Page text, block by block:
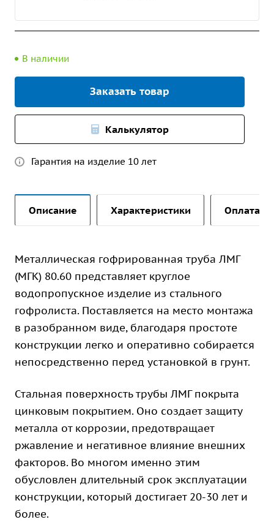
В наличии
Заказать товар
Калькулятор
Гарантия на изделие 10 лет
Описание Характеристики Оплата и
Металлическая гофрированная труба ЛМГ
(МГК) 80.60 представляет круглое
водопропускное изделие из стального
гофролиста. Поставляется на место монтажа
в разобранном виде, благодаря простоте
конструкции легко и оперативно собирается
непосредственно перед установкой в грунт.
Стальная поверхность трубы ЛМГ покрыта
цинковым покрытием. Оно создает защиту
металла от коррозии, предотвращает
ржавление и негативное влияние внешних
факторов. Во многом именно этим
обусловлен длительный срок эксплуатации
конструкции, который достигает 20-30 лет и
более.